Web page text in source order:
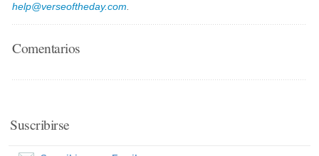
help@verseoftheday.com
Comentarios
Suscribirse